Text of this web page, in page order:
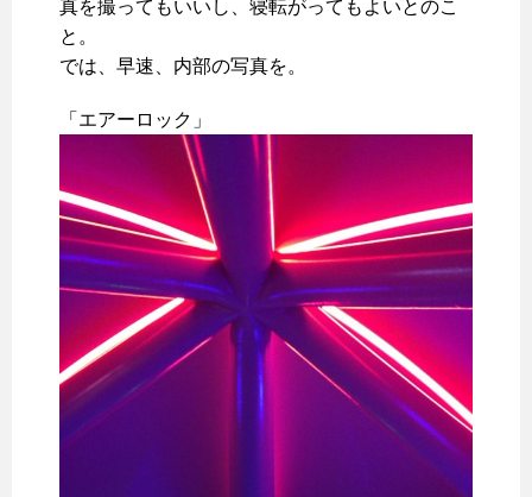
真を撮ってもいいし、寝転がってもよいとのこ
と。
では、早速、内部の写真を。
「エアーロック」